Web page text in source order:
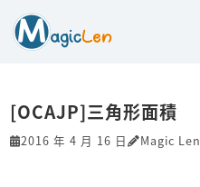
[OCAJP]三角形面積
2016 年 4 月 16 日 Magic Len